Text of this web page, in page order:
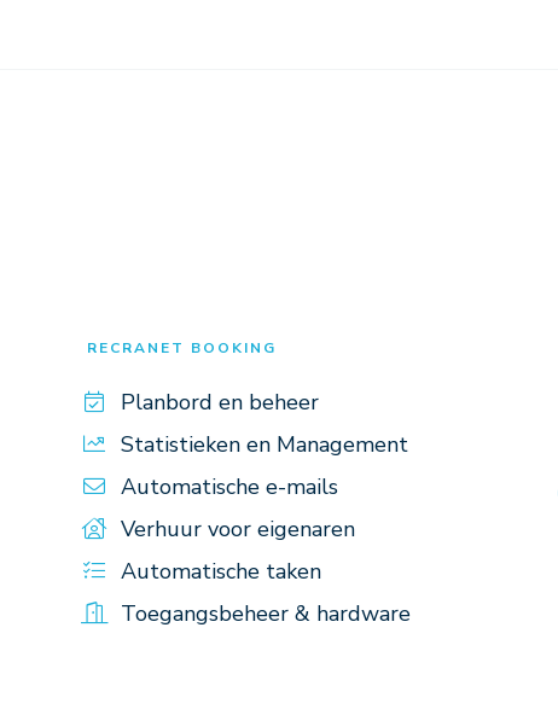
RECRANET BOOKING
Planbord en beheer
Statistieken en Management
Automatische e-mails
Verhuur voor eigenaren
Automatische taken
Toegangsbeheer & hardware